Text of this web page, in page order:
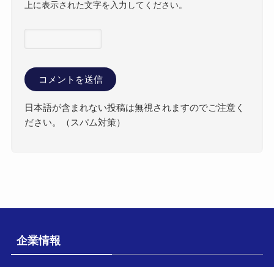
上に表示された文字を入力してください。
日本語が含まれない投稿は無視されますのでご注意く
ださい。（スパム対策）
企業情報